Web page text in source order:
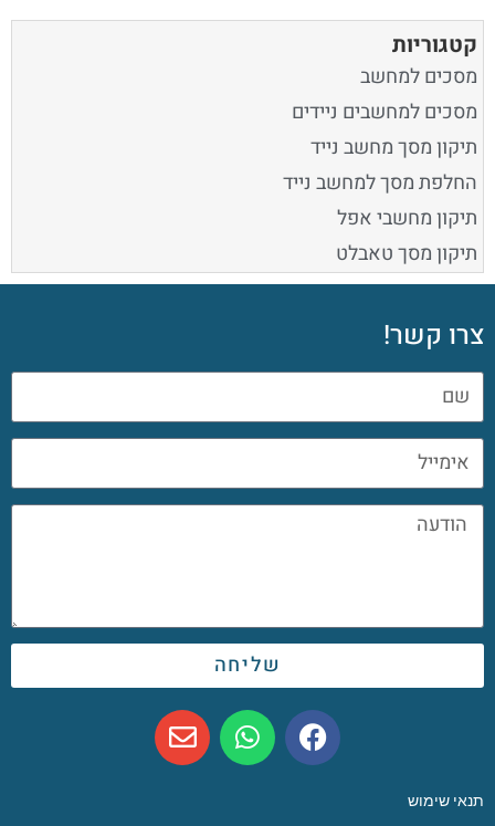
קטגוריות
מסכים למחשב
מסכים למחשבים ניידים
תיקון מסך מחשב נייד
החלפת מסך למחשב נייד
תיקון מחשבי אפל
תיקון מסך טאבלט
צרו קשר!
שליחה
תנאי שימוש